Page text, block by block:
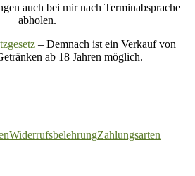
auch bei mir nach Terminabsprache
abholen.
– Demnach ist ein Verkauf von
ab 18 Jahren möglich.
WiderrufsbelehrungZahlungsarten